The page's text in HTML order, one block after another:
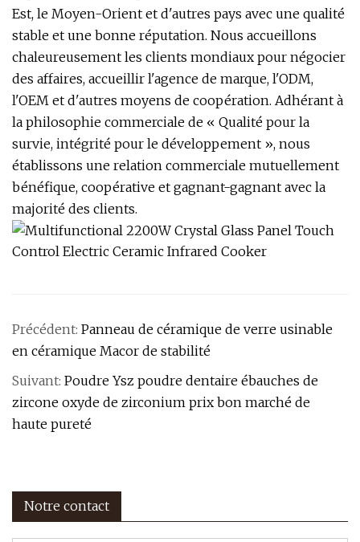
Est, le Moyen-Orient et d'autres pays avec une qualité
stable et une bonne réputation. Nous accueillons
chaleureusement les clients mondiaux pour négocier
des affaires, accueillir l'agence de marque, l'ODM,
l'OEM et d'autres moyens de coopération. Adhérant à
la philosophie commerciale de « Qualité pour la
survie, intégrité pour le développement », nous
établissons une relation commerciale mutuellement
bénéfique, coopérative et gagnant-gagnant avec la
majorité des clients.
Précédent: Panneau de céramique de verre usinable
en céramique Macor de stabilité
Suivant: Poudre Ysz poudre dentaire ébauches de
zircone oxyde de zirconium prix bon marché de
haute pureté
Notre contact